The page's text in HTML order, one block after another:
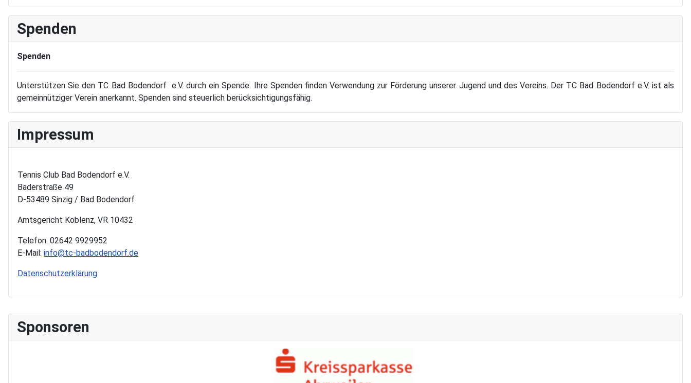
Sponsoren
Spenden
Spenden
Unterstützen Sie den TC Bad Bodendorf e.V. durch ein Spende. Ihre Spenden finden Verwendung zur Förderung unserer Jugend und des Vereins. Der TC Bad Bodendorf e.V. ist als
gemeinnütziger Verein anerkannt. Spenden sind steuerlich berücksichtigungsfähig.
Impressum
Tennis Club Bad Bodendorf e.V.
Bäderstraße 49
D-53489 Sinzig / Bad Bodendorf
Amtsgericht Koblenz, VR 10432
Telefon: 02642 9929952
E-Mail: info@tc-badbodendorf.de
Datenschutzerklärung